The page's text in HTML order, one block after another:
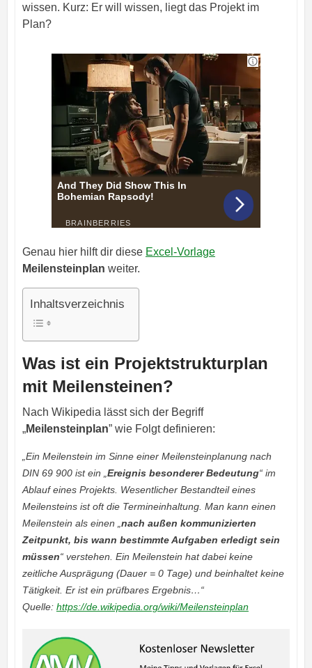
wissen. Kurz: Er will wissen, liegt das Projekt im
Plan?
Genau hier hilft dir diese Excel-Vorlage
Meilensteinplan weiter.
Inhaltsverzeichnis
Was ist ein Projektstrukturplan
mit Meilensteinen?
Nach Wikipedia lässt sich der Begriff
„Meilensteinplan” wie Folgt definieren:
Ein Meilenstein im Sinne einer Meilensteinplanung nach
DIN 69 900 ist ein „ Ereignis besonderer Bedeutung“ im
Ablauf eines Projekts. Wesentlicher Bestandteil eines
Meilensteins ist oft die Termineinhaltung. Man kann einen
Meilenstein als einen „ nach außen kommunizierten
Zeitpunkt, bis wann bestimmte Aufgaben erledigt sein
müssen“ verstehen. Ein Meilenstein hat dabei keine
zeitliche Ausprägung (Dauer = 0 Tage) und beinhaltet keine
Tätigkeit. Er ist ein prüfbares Ergebnis…“
Quelle: https://de.wikipedia.org/wiki/Meilensteinplan